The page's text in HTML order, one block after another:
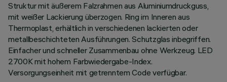
Struktur mit äußerem Falzrahmen aus Aluminiumdruckguss,
mit weißer Lackierung überzogen. Ring im Inneren aus
Thermoplast, erhältlich in verschiedenen lackierten oder
metallbeschichteten Ausführungen. Schutzglas inbegriffen.
Einfacher und schneller Zusammenbau ohne Werkzeug. LED
2700K mit hohem Farbwiedergabe-Index.
Versorgungseinheit mit getrenntem Code verfügbar.